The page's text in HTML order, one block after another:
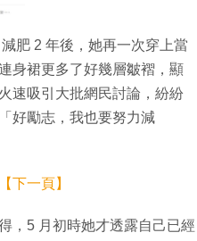
肥 2 年後，她再一次穿上當
身裙更多了好幾層皺褶，顯
速吸引大批網民討論，紛紛
好勵志，我也要努力減
【下一頁】
，5 月初時她才透露自己已經